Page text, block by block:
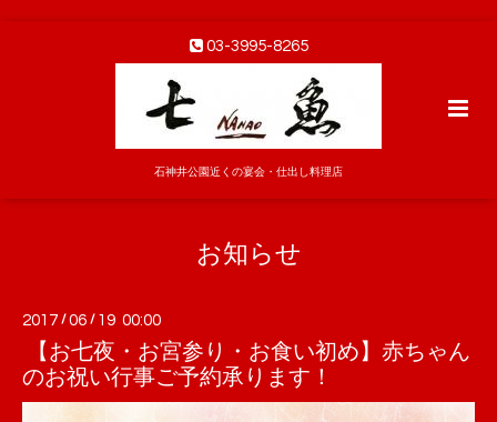
03-3995-8265
石神井公園近くの宴会・仕出し料理店
お知らせ
2017 /06 / 19 00:00
【お七夜・お宮参り・お食い初め】赤ちゃん
のお祝い行事ご予約承ります！